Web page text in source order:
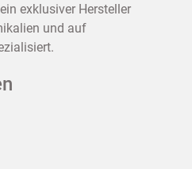
exklusiver Hersteller
und auf